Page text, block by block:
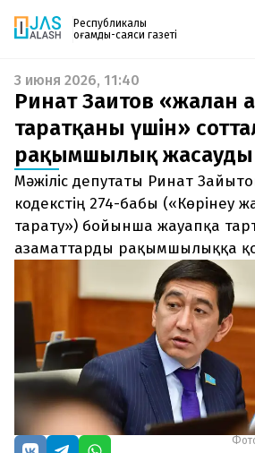
Республикалық
қоғамдық-саяси газеті
Жаңалықтар
Спорт
Live
Руханият
Аймақ
Архив
Заң және тәртіп
Редакциямен байланыс
+7 708 604 51 06
zhasalash100@gmail.com
Газетке жазылу
PDF форматтағы газетті ай сайын
поштаңызға алып отырыңыз. Жаңа
шыққан сәтте сізге бірден жіберіледі.
енгізіңіз, біз қалғанын өзіміз жібереміз.
3 июня 2026, 11:40
Ринат Заитов «жалған
таратқаны үшін»
рақымшылық
Мәжіліс депутаты Ринат
кодекстің 274-бабы («Көрінеу
тарату») бойынша жауапқа
азаматтарды рақымшылыққа